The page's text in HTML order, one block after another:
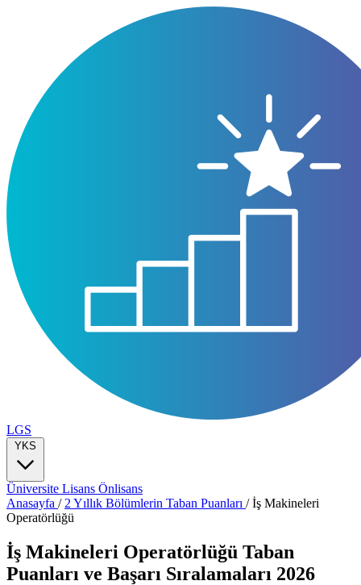
LGS
YKS
Üniversite Lisans Önlisans
Anasayfa / 2 Yıllık Bölümlerin Taban Puanları /İş Makineleri
Operatörlüğü
İş Makineleri Operatörlüğü Taban
Puanları ve Başarı Sıralamaları 2026